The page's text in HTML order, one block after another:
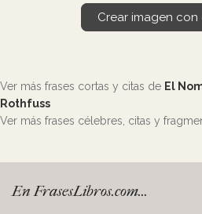
Crear imagen con
Ver más frases cortas y citas de El
Rothfuss
Ver más frases célebres, citas y
En FrasesLibros.com...